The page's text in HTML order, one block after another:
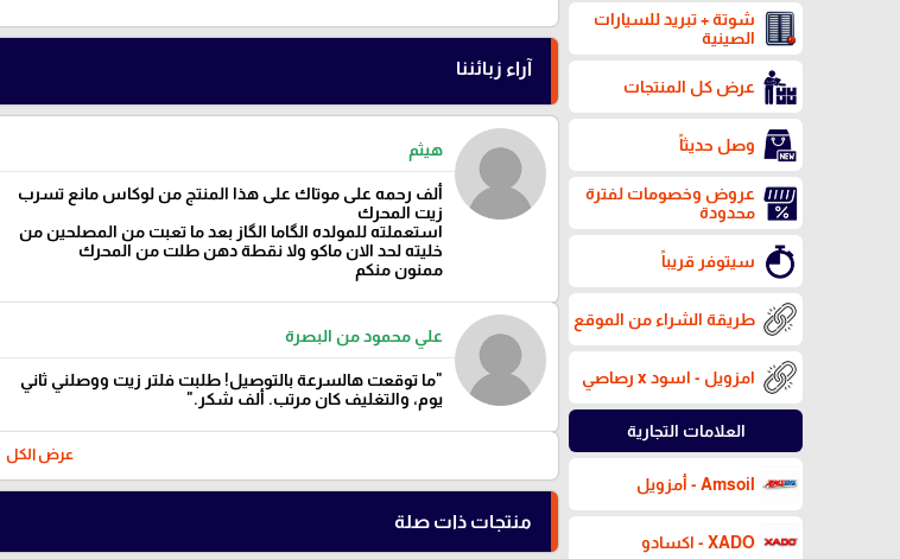
شوتة + تبريد للسيارات
الصينية
عرض كل المنتجات
وصل حديثاً
عروض وخصومات لفترة
محدودة
سيتوفر قريباً
طريقة الشراء من الموقع
امزويل - اسود x رصاصي
العلامات التجارية
Amsoil - أمزويل
XADO - اكسادو
آراء زبائننا
هيثم
ألف رحمه على موتاك على هذا المنتج من لوكاس مانع تسرب
زيت المحرك
استعملته للمولده الگاما الگاز بعد ما تعبت من المصلحين من
خليته لحد الان ماكو ولا نقطة دهن طلت من المحرك
ممنون منكم
علي محمود من البصرة
"ما توقعت هالسرعة بالتوصيل! طلبت فلتر زيت ووصلني ثاني
يوم، والتغليف كان مرتب. ألف شكر."
عرض الكل
منتجات ذات صلة